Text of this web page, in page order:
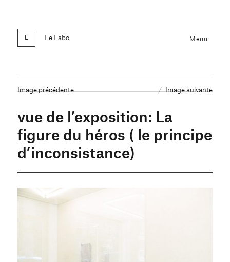
Le Labo Menu
Image précédente Image suivante
vue de l’exposition: La
figure du héros ( le principe
d’inconsistance)